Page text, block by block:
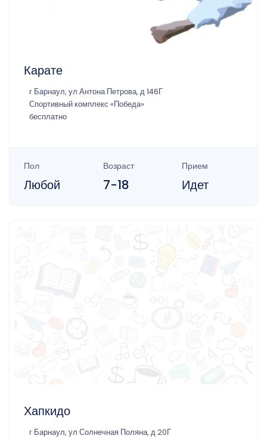
Карате
г Барнаул, ул Антона Петрова, д 146Г
Спортивный комплекс «Победа»
бесплатно
Пол
Любой
Возраст
7-18
Прием
Идет
Хапкидо
г Барнаул, ул Солнечная Поляна, д 20Г